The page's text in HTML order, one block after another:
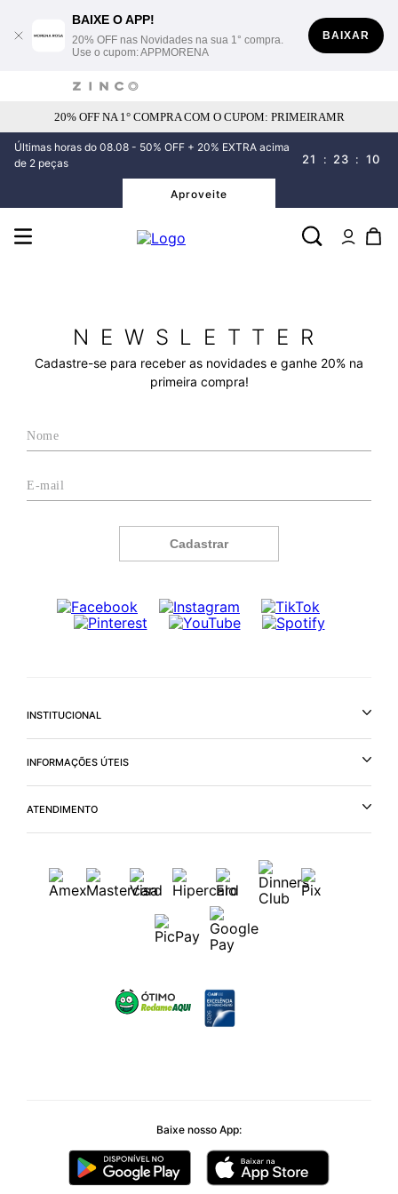
BAIXE O APP!
20% OFF nas Novidades na sua 1° compra.
Use o cupom: APPMORENA
BAIXAR
20% OFF NA 1° COMPRA COM O CUPOM: PRIMEIRAMR
Últimas horas do 08.08 - 50% OFF + 20% EXTRA acima
de 2 peças
21 : 23 : 10
Aproveite
NEWSLETTER
Cadastre-se para receber as novidades e ganhe 20% na
primeira compra!
Cadastrar
INSTITUCIONAL
INFORMAÇÕES ÚTEIS
ATENDIMENTO
Baixe nosso App: